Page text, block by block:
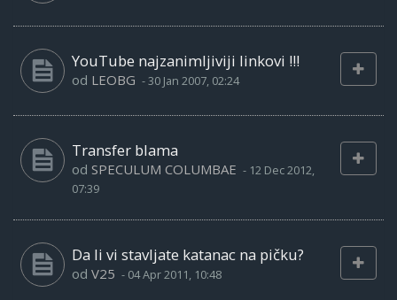
YouTube najzanimljiviji linkovi !!!
od LEOBG -30 Jan 2007, 02:24
Transfer blama
od SPECULUM COLUMBAE - 12 Dec 2012,
07:39
Da li vi stavljate katanac na pičku?
od V25 - 04 Apr 2011, 10:48